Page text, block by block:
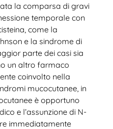
la comparsa di gravi
temporale con
come la
e la sindrome di
parte dei casi sia
un altro farmaco
coinvolto nella
mucocutanee, in
è opportuno
e l’assunzione di N-
immediatamente